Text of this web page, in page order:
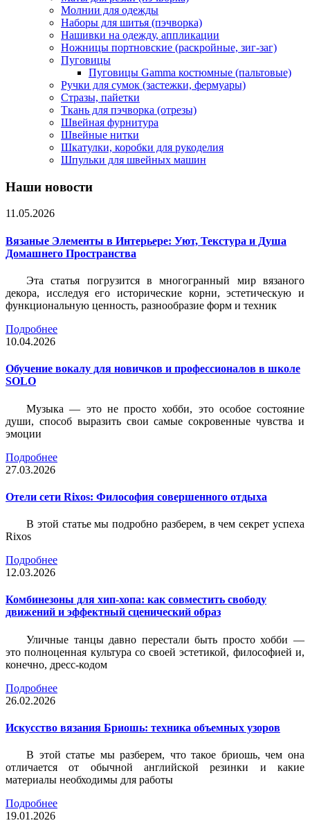
Молнии для одежды
Наборы для шитья (пэчворка)
Нашивки на одежду, аппликации
Ножницы портновские (раскройные, зиг-заг)
Пуговицы
Пуговицы Gamma костюмные (пальтовые)
Ручки для сумок (застежки, фермуары)
Стразы, пайетки
Ткань для пэчворка (отрезы)
Швейная фурнитура
Швейные нитки
Шкатулки, коробки для рукоделия
Шпульки для швейных машин
Наши новости
11.05.2026
Вязаные Элементы в Интерьере: Уют, Текстура и Душа
Домашнего Пространства
Эта статья погрузится в многогранный мир вязаного
декора, исследуя его исторические корни, эстетическую и
функциональную ценность, разнообразие форм и техник
Подробнее
10.04.2026
Обучение вокалу для новичков и профессионалов в школе
SOLO
Музыка — это не просто хобби, это особое состояние
души, способ выразить свои самые сокровенные чувства и
эмоции
Подробнее
27.03.2026
Отели сети Rixos: Философия совершенного отдыха
В этой статье мы подробно разберем, в чем секрет успеха
Rixos
Подробнее
12.03.2026
Комбинезоны для хип-хопа: как совместить свободу
движений и эффектный сценический образ
Уличные танцы давно перестали быть просто хобби —
это полноценная культура со своей эстетикой, философией и,
конечно, дресс-кодом
Подробнее
26.02.2026
Искусство вязания Бриошь: техника объемных узоров
В этой статье мы разберем, что такое бриошь, чем она
отличается от обычной английской резинки и какие
материалы необходимы для работы
Подробнее
19.01.2026